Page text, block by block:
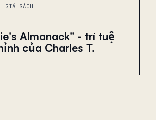
GIÁ SÁCH
Almanack" - trí tuệ
của Charles T.